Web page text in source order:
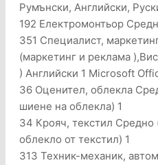
Румънски, Английски,
192 Електромонтьор
351 Специалист,
(маркетинг и реклама
) Английски 1 Microsoft
36 Оценител, облекла
шиене на облекла) 1
34 Крояч, текстил Средно
облекло от текстил) 1
313 Техник-механик,